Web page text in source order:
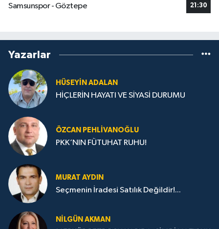
Samsunspor - Göztepe
21:30
Yazarlar
HÜSEYIN ADALAN
HİÇLERİN HAYATI VE SİYASİ DURUMU
ÖZCAN PEHLIVANOĞLU
PKK’NIN FÜTUHAT RUHU!
MURAT AYDIN
Seçmenin İradesi Satılık Değildir!...
NILGÜN AKMAN